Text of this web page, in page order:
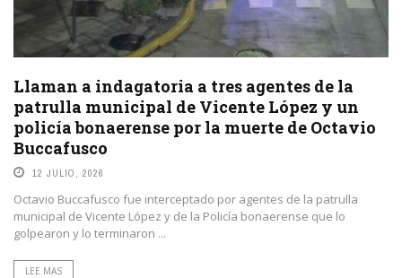
Llaman a indagatoria a tres agentes de la
patrulla municipal de Vicente López y un
policía bonaerense por la muerte de Octavio
Buccafusco
12 JULIO, 2026
Octavio Buccafusco fue interceptado por agentes de la patrulla
municipal de Vicente López y de la Policía bonaerense que lo
golpearon y lo terminaron ...
LEE MAS